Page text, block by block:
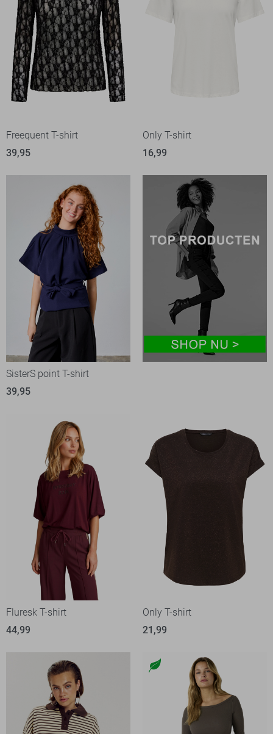
Freequent T-shirt
39,95
Only T-shirt
16,99
SisterS point T-shirt
39,95
Fluresk T-shirt
44,99
Only T-shirt
21,99